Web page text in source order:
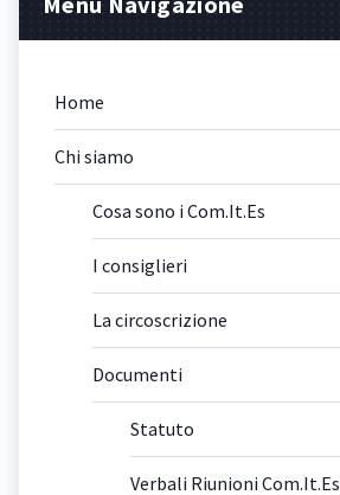
Home
Chi siamo
Cosa sono i Com.It.Es
I consiglieri
La circoscrizione
Documenti
Statuto
Verbali Riunioni Com.It.Es